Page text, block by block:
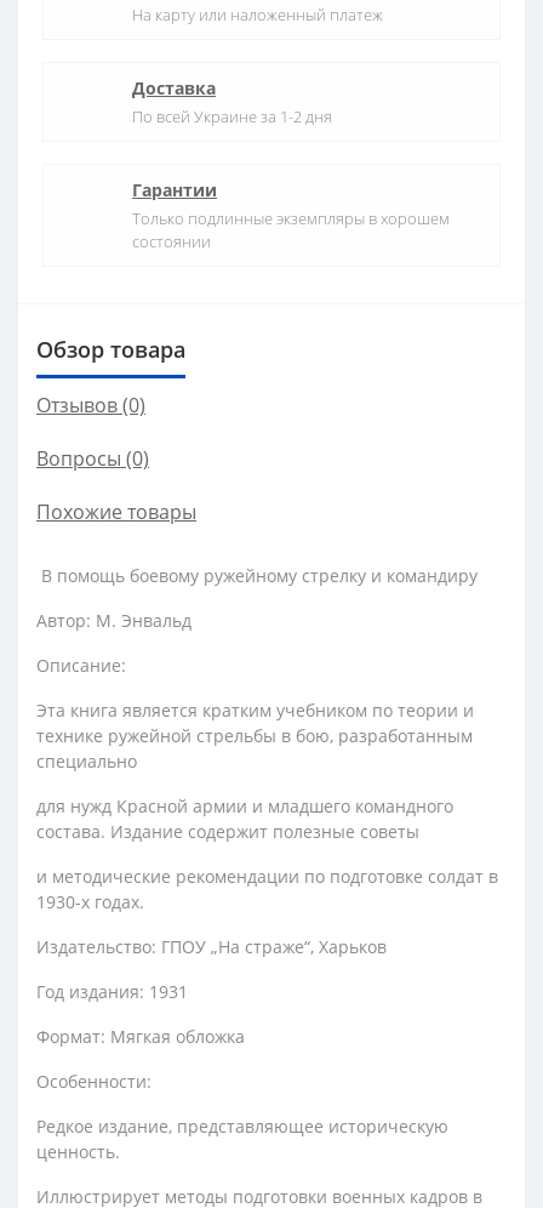
На карту или наложенный платеж
Доставка
По всей Украине за 1-2 дня
Гарантии
Только подлинные экземпляры в хорошем
состоянии
Обзор товара
Отзывов (0)
Вопросы (0)
Похожие товары
В помощь боевому ружейному стрелку и командиру
Автор: М. Энвальд
Описание:
Эта книга является кратким учебником по теории и
технике ружейной стрельбы в бою, разработанным
специально
для нужд Красной армии и младшего командного
состава. Издание содержит полезные советы
и методические рекомендации по подготовке солдат в
1930-х годах.
Издательство: ГПОУ „На страже“, Харьков
Год издания: 1931
Формат: Мягкая обложка
Особенности:
Редкое издание, представляющее историческую
ценность.
Иллюстрирует методы подготовки военных кадров в